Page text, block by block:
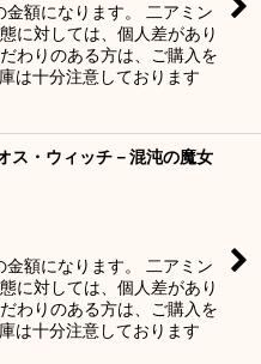
額になります。 二アミン
に対しては、個人差があり
わりのある方は、ご購入を
は十分注意しております
ス・ウィッチ－混沌の魔女
額になります。 二アミン
に対しては、個人差があり
わりのある方は、ご購入を
は十分注意しております